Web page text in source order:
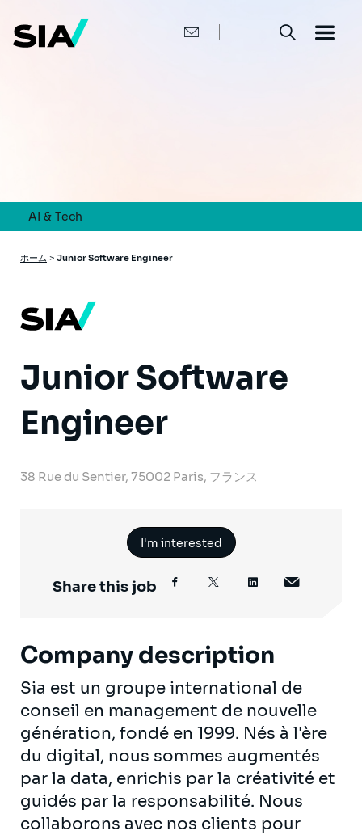
AI & Tech
パ
ず
ホーム > Junior Software Engineer
Junior Software
Engineer
38 Rue du Sentier, 75002 Paris, フランス
I'm interested
Share this job
Company description
Sia est un groupe international de
conseil en management de nouvelle
génération, fondé en 1999. Nés à l'ère
du digital, nous sommes augmentés
par la data, enrichis par la créativité et
guidés par la responsabilité. Nous
collaborons avec nos clients pour